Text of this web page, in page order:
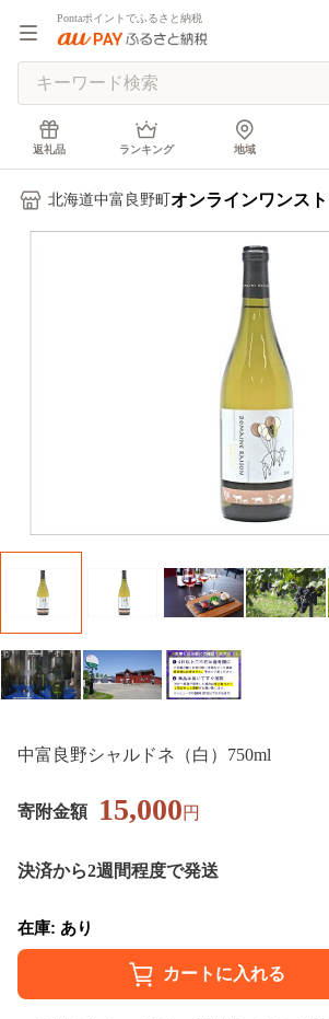
Pontaポイントでふるさと納税
返礼品 ランキング 地域
北海道中富良野町 オンラインワンス
中富良野シャルドネ（白）750ml
寄附金額 15,000円
決済から2週間程度で発送
在庫: あり